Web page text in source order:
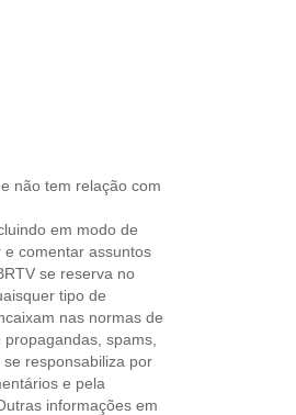
não tem relação com
em modo de
comentar assuntos
se reserva no
tipo de
nas normas de
spams,
responsabiliza por
e pela
informações em